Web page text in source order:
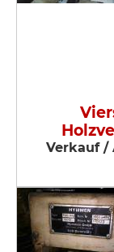
Verkauf /